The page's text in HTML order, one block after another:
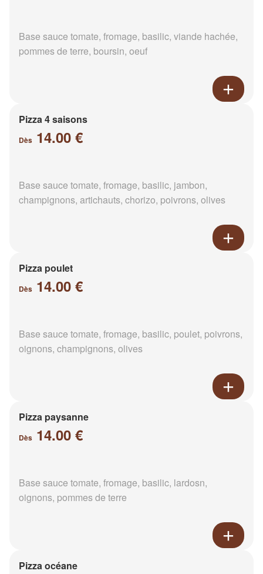
Base sauce tomate, fromage, basilic, viande hachée,
pommes de terre, boursin, oeuf
Pizza 4 saisons
Dès 14.00 €
Base sauce tomate, fromage, basilic, jambon,
champignons, artichauts, chorizo, poivrons, olives
Pizza poulet
Dès 14.00 €
Base sauce tomate, fromage, basilic, poulet, poivrons,
oignons, champignons, olives
Pizza paysanne
Dès 14.00 €
Base sauce tomate, fromage, basilic, lardosn,
oignons, pommes de terre
Pizza océane